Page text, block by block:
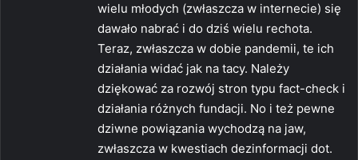
wielu młodych (zwłaszcza w internecie) się
dawało nabrać i do dziś wielu rechota.
Teraz, zwłaszcza w dobie pandemii, te ich
działania widać jak na tacy. Należy
dziękować za rozwój stron typu fact-check i
działania różnych fundacji. No i też pewne
dziwne powiązania wychodzą na jaw,
zwłaszcza w kwestiach dezinformacji dot.